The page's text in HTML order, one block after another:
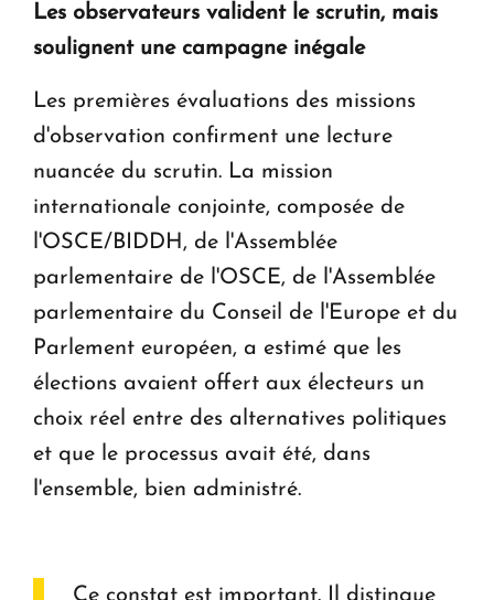
Les observateurs valident le scrutin, mais
soulignent une campagne inégale
Les premières évaluations des missions
d'observation confirment une lecture
nuancée du scrutin. La mission
internationale conjointe, composée de
l'OSCE/BIDDH, de l'Assemblée
parlementaire de l'OSCE, de l'Assemblée
parlementaire du Conseil de l'Europe et du
Parlement européen, a estimé que les
élections avaient offert aux électeurs un
choix réel entre des alternatives politiques
et que le processus avait été, dans
l'ensemble, bien administré.
Ce constat est important. Il distingue